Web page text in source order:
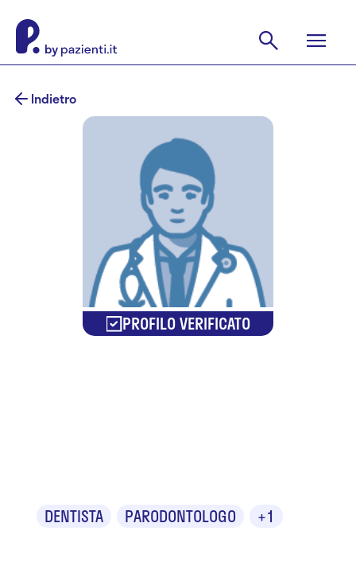
Indietro
PROFILO VERIFICATO
DENTISTA PARODONTOLOGO +1